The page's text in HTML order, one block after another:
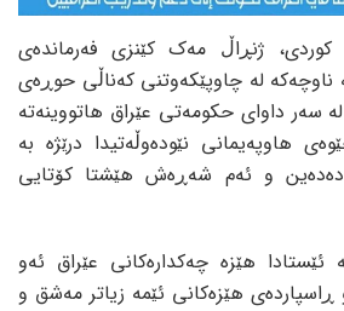
ژنڕاڵ مەک کێنزی فەرماندەی
ناوچەکە لە چاوپێکەوتنی کەناڵی حوڕەی
سەر داوای حکومەتی عێراق هاتووینەتە
هاوپەیمانی نێودەوڵەتیدا درێژە بە
و ئەم شەڕەش هێشتا کۆتایی
ئێستادا هێزە چەکدارەکانی عێراق ئەو
هێزەکانی ئێمە زیاتر مەشق و